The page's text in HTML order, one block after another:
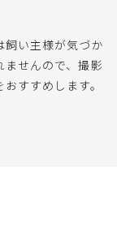
飼い主様が気づか
せんので、撮影
すすめします。